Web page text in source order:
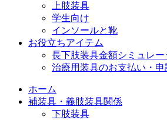
上肢装具
学生向け
インソールと靴
お役立ちアイテム
長下肢装具金額シミュレー
治療用装具のお支払い・
ホーム
補装具・義肢装具関係
下肢装具